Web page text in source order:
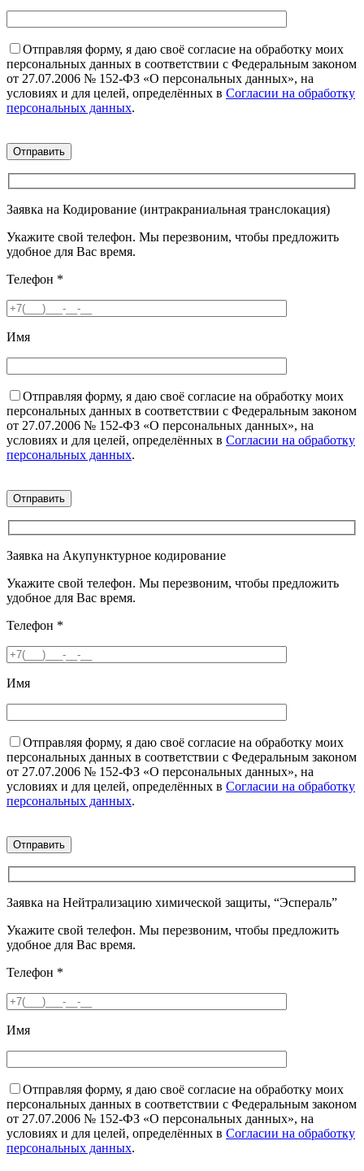
Отправляя форму, я даю своё согласие на обработку моих
персональных данных в соответствии с Федеральным законом
от 27.07.2006 № 152-ФЗ «О персональных данных», на
условиях и для целей, определённых в Согласии на обработку
персональных данных.
Заявка на Кодирование (интракраниальная транслокация)
Укажите свой телефон. Мы перезвоним, чтобы предложить
удобное для Вас время.
Телефон *
Имя
Отправляя форму, я даю своё согласие на обработку моих
персональных данных в соответствии с Федеральным законом
от 27.07.2006 № 152-ФЗ «О персональных данных», на
условиях и для целей, определённых в Согласии на обработку
персональных данных.
Заявка на Акупунктурное кодирование
Укажите свой телефон. Мы перезвоним, чтобы предложить
удобное для Вас время.
Телефон *
Имя
Отправляя форму, я даю своё согласие на обработку моих
персональных данных в соответствии с Федеральным законом
от 27.07.2006 № 152-ФЗ «О персональных данных», на
условиях и для целей, определённых в Согласии на обработку
персональных данных.
Заявка на Нейтрализацию химической защиты, “Эспераль”
Укажите свой телефон. Мы перезвоним, чтобы предложить
удобное для Вас время.
Телефон *
Имя
Отправляя форму, я даю своё согласие на обработку моих
персональных данных в соответствии с Федеральным законом
от 27.07.2006 № 152-ФЗ «О персональных данных», на
условиях и для целей, определённых в Согласии на обработку
персональных данных.